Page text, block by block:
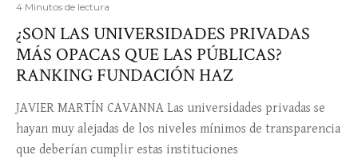
4 Minutos de lectura
¿SON LAS UNIVERSIDADES PRIVADAS
MÁS OPACAS QUE LAS PÚBLICAS?
RANKING FUNDACIÓN HAZ
JAVIER MARTÍN CAVANNA Las universidades privadas se
hayan muy alejadas de los niveles mínimos de transparencia
que deberían cumplir estas instituciones